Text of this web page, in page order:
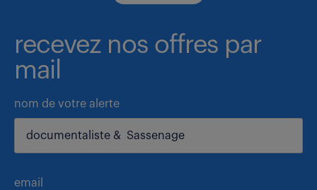
recevez nos offres par
mail
nom de votre alerte
email